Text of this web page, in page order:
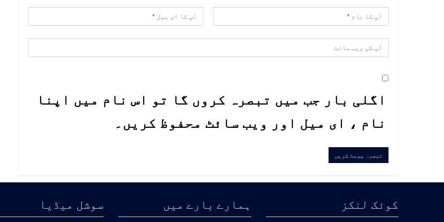
اگلی بار جب میں تبصرہ کروں گا تو اس نام میں اپنا
نام ، ای میل اور ویب سائٹ محفوظ کریں۔
کوئک لنکز ہمارے بارے میں سوشل میڈیا